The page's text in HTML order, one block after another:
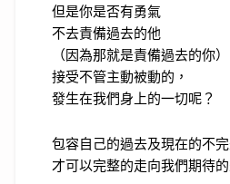
但是你是否有勇氣
不去責備過去的他
（因為那就是責備過去的你）
接受不管主動被動的，
發生在我們身上的一切呢？
包容自己的過去及現在的不
才可以完整的走向我們期待